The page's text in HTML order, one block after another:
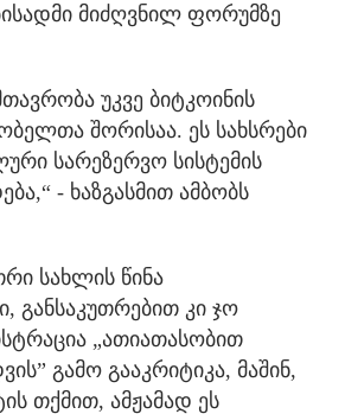
მიძღვნილ ფორუმზე
უკვე ბიტკოინის
შორისაა. ეს სახსრები
სარეზერვო სისტემის
- ხაზგასმით ამბობს
სახლის წინა
განსაკუთრებით კი ჯო
„ათიათასობით
გამო გააკრიტიკა, მაშინ,
თქმით, ამჟამად ეს